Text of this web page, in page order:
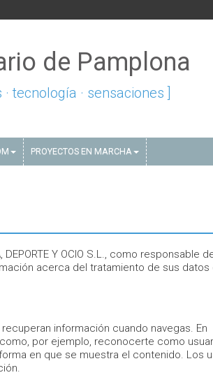
de Pamplona
· tecnología · sensaciones ]
PROYECTOS EN MARCHA
DEPORTE Y OCIO S.L., como responsable
acerca del tratamiento de sus datos
información cuando navegas. En
por ejemplo, reconocerte como
en que se muestra el contenido. Los